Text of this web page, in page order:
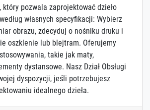
pozwala zaprojektować dzieło
własnych specyfikacji: Wybierz
obrazu, zdecyduj o nośniku druku i
oszklenie lub blejtram. Oferujemy
takie jak maty,
dystansowe. Nasz Dział Obsługi
dyspozycji, jeśli potrzebujesz
idealnego dzieła.